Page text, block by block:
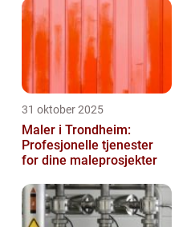
31 oktober 2025
Maler i Trondheim:
Profesjonelle tjenester
for dine maleprosjekter